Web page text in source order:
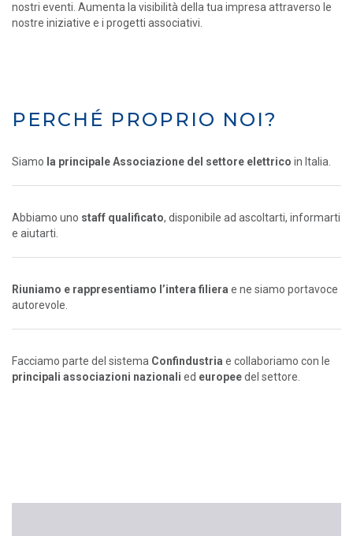
nostri eventi. Aumenta la visibilità della tua impresa attraverso le
nostre iniziative e i progetti associativi.
PERCHÉ PROPRIO NOI?
Siamo la principale Associazione del settore elettrico in Italia.
Abbiamo uno staff qualificato, disponibile ad ascoltarti, informarti
e aiutarti.
Riuniamo e rappresentiamo l’intera filiera e ne siamo portavoce
autorevole.
Facciamo parte del sistema Confindustria e collaboriamo con le
principali associazioni nazionali ed europeedel settore.